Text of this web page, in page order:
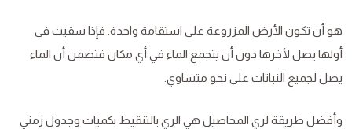
هو أن تكون الأرض المزروعة على استقامة واحدة. فإذا سقيت في
أولها يصل لأخرها دون أن يتجمع الماء في أي مكان فتضمن أن الماء
يصل لجميع النباتات على نحو متساوي.
وأفضل طريقة لري المحاصيل هي الري بالتنقيط بكميات وجدول زمني